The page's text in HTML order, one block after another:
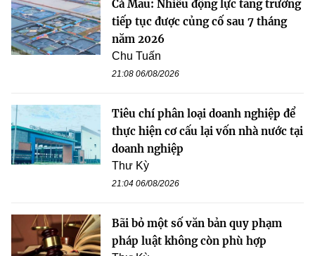
Cà Mau: Nhiều động lực tăng trưởng
tiếp tục được củng cố sau 7 tháng
năm 2026
Chu Tuấn
21:08 06/08/2026
Tiêu chí phân loại doanh nghiệp để
thực hiện cơ cấu lại vốn nhà nước tại
doanh nghiệp
Thư Kỳ
21:04 06/08/2026
Bãi bỏ một số văn bản quy phạm
pháp luật không còn phù hợp